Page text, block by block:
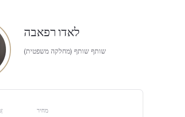
לאדו רפאבה
שותף שותף (מחלקה משפטית)
מחיר